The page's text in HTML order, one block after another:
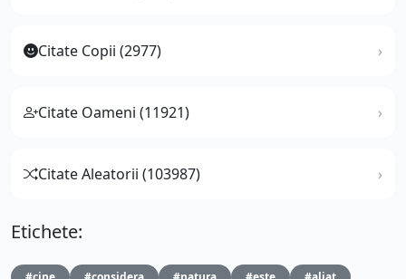
Citate Copii (2977)
Citate Oameni (11921)
Citate Aleatorii (103987)
Etichete: